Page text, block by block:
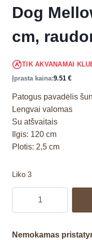
Dog
cm,
TIK AKVANAMAI
Įprasta kaina:9.51 €
Patogus pavadėlis
Lengvai valomas
Su atšvaitais
Ilgis: 120 cm
Plotis: 2,5 cm
Liko 3
Nemokamas